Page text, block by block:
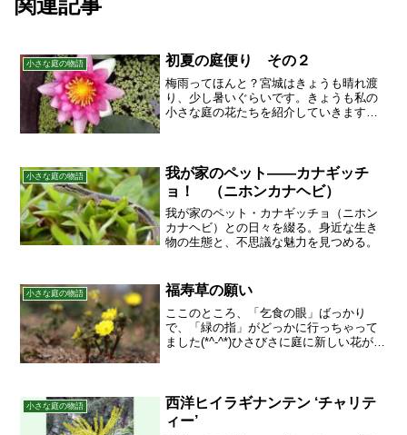
関連記事
小さな庭の物語 初夏の庭便り その２
梅雨ってほんと？宮城はきょうも晴れ渡
り、少し暑いぐらいです。きょうも私の
小さな庭の花たちを紹介していきます。
０㎝はある大きなプラスチ...
小さな庭の物語
我が家のペット――カナギッチ
ョ！ （ニホンカナヘビ）
我が家のペット・カナギッチョ（ニホン
カナヘビ）との日々を綴る。身近な生き
物の生態と、不思議な魅力を見つめる。
小さな庭の物語 福寿草の願い
ここのところ、「乞食の眼」ばっかり
で、「緑の指」がどっかに行っちゃって
ました(*^-^*)ひさびさに庭に新しい花が咲
芸店などにはお正...
小さな庭の物語
西洋ヒイラギナンテン ‘チャリテ
ィー’